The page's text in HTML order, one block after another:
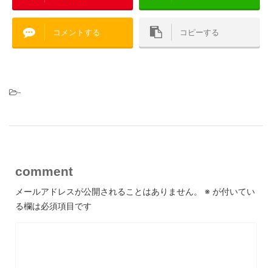
コメントする コピーする
-
comment
メールアドレスが公開されることはありません。 ※ が付いてい
る欄は必須項目です